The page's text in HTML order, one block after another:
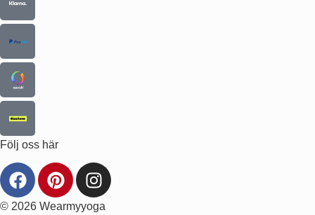
Följ oss här
© 2026 Wearmyyoga